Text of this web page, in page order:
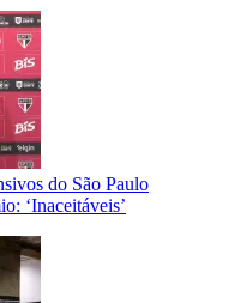
do São Paulo
‘Inaceitáveis’